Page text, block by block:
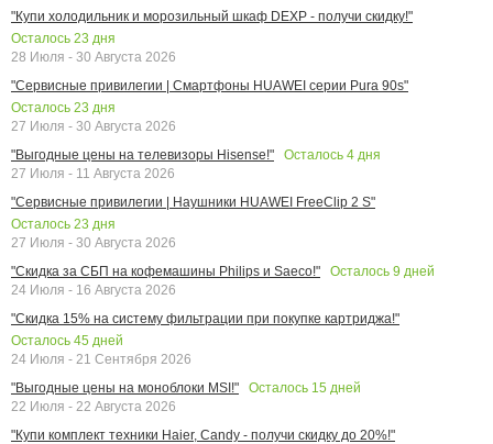
"Купи холодильник и морозильный шкаф DEXP - получи скидку!"
Осталось 23 дня
28 Июля - 30 Августа 2026
"Сервисные привилегии | Смартфоны HUAWEI серии Pura 90s"
Осталось 23 дня
27 Июля - 30 Августа 2026
"Выгодные цены на телевизоры Hisense!"
Осталось 4 дня
27 Июля - 11 Августа 2026
"Сервисные привилегии | Наушники HUAWEI FreeClip 2 S"
Осталось 23 дня
27 Июля - 30 Августа 2026
"Скидка за СБП на кофемашины Philips и Saeco!"
Осталось 9 дней
24 Июля - 16 Августа 2026
"Скидка 15% на систему фильтрации при покупке картриджа!"
Осталось 45 дней
24 Июля - 21 Сентября 2026
"Выгодные цены на моноблоки MSI!"
Осталось 15 дней
22 Июля - 22 Августа 2026
"Купи комплект техники Haier, Candy - получи скидку до 20%!"